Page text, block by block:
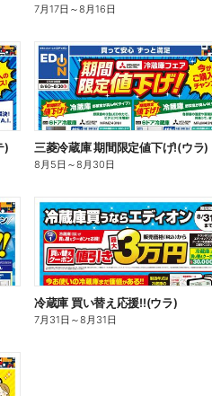
7月17日 ～8月16日
) 三菱冷蔵庫 期間限定値下げ!(ウラ)
8月5日 ～8月30日
冷蔵庫 買い替え応援!!(ウラ)
7月31日 ～8月31日